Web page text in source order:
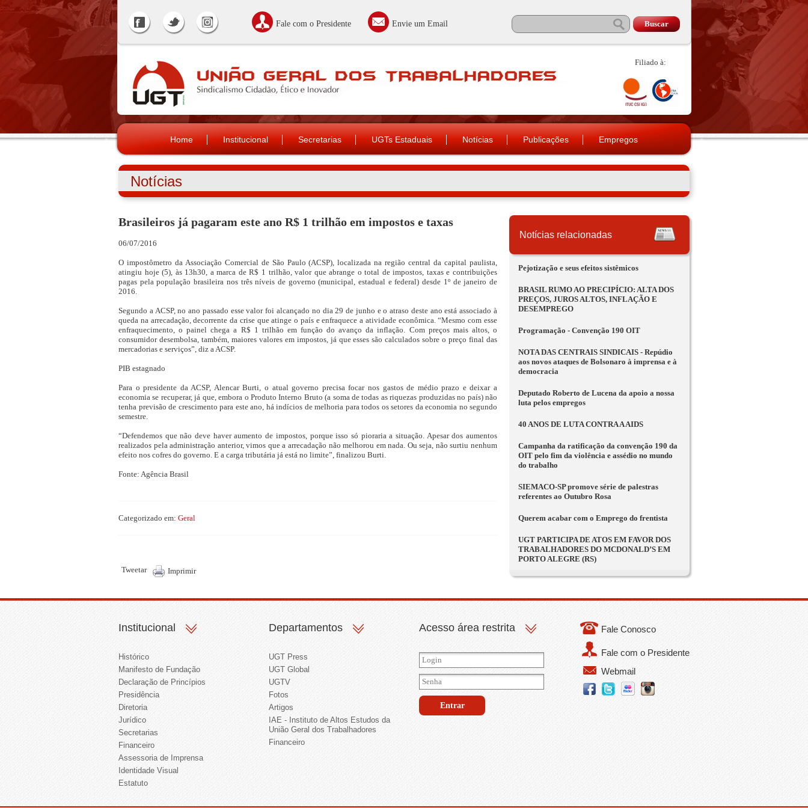
Fale com o Presidente Envie um Email
Filiado à:
Home Institucional Secretarias UGTs Estaduais Notícias Publicações Empregos
Notícias
Brasileiros já pagaram este ano R$ 1 trilhão em impostos e taxas
06/07/2016
O impostômetro da Associação Comercial de São Paulo (ACSP), localizada na região central da capital paulista,
atingiu hoje (5), às 13h30, a marca de R$ 1 trilhão, valor que abrange o total de impostos, taxas e contribuições
pagas pela população brasileira nos três níveis de governo (municipal, estadual e federal) desde 1º de janeiro de
2016.
Segundo a ACSP, no ano passado esse valor foi alcançado no dia 29 de junho e o atraso deste ano está associado à
queda na arrecadação, decorrente da crise que atinge o país e enfraquece a atividade econômica. “Mesmo com esse
enfraquecimento, o painel chega a R$ 1 trilhão em função do avanço da inflação. Com preços mais altos, o
consumidor desembolsa, também, maiores valores em impostos, já que esses são calculados sobre o preço final das
mercadorias e serviços”, diz a ACSP.
PIB estagnado
Para o presidente da ACSP, Alencar Burti, o atual governo precisa focar nos gastos de médio prazo e deixar a
economia se recuperar, já que, embora o Produto Interno Bruto (a soma de todas as riquezas produzidas no país) não
tenha previsão de crescimento para este ano, há indícios de melhoria para todos os setores da economia no segundo
semestre.
“Defendemos que não deve haver aumento de impostos, porque isso só pioraria a situação. Apesar dos aumentos
realizados pela administração anterior, vimos que a arrecadação não melhorou em nada. Ou seja, não surtiu nenhum
efeito nos cofres do governo. E a carga tributária já está no limite”, finalizou Burti.
Fonte: Agência Brasil
Categorizado em: Geral
Tweetar Imprimir
Notícias relacionadas
Pejotização e seus efeitos sistêmicos
BRASIL RUMO AO PRECIPÍCIO: ALTA DOS
PREÇOS, JUROS ALTOS, INFLAÇÃO E
DESEMPREGO
Programação - Convenção 190 OIT
NOTA DAS CENTRAIS SINDICAIS - Repúdio
aos novos ataques de Bolsonaro à imprensa e à
democracia
Deputado Roberto de Lucena da apoio a nossa
luta pelos empregos
40 ANOS DE LUTA CONTRA A AIDS
Campanha da ratificação da convenção 190 da
OIT pelo fim da violência e assédio no mundo
do trabalho
SIEMACO-SP promove série de palestras
referentes ao Outubro Rosa
Querem acabar com o Emprego do frentista
UGT PARTICIPA DE ATOS EM FAVOR DOS
TRABALHADORES DO MCDONALD’S EM
PORTO ALEGRE (RS)
Institucional
Histórico
Manifesto de Fundação
Declaração de Princípios
Presidência
Diretoria
Jurídico
Secretarias
Financeiro
Assessoria de Imprensa
Identidade Visual
Estatuto
Departamentos
UGT Press
UGT Global
UGTV
Fotos
Artigos
IAE - Instituto de Altos Estudos da
União Geral dos Trabalhadores
Financeiro
Acesso área restrita Fale Conosco
Fale com o Presidente
Webmail